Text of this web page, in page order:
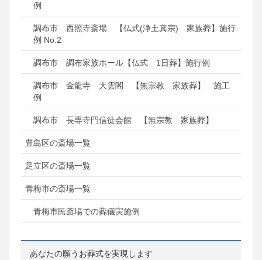
例
調布市 西照寺斎場 【仏式(浄土真宗) 家族葬】施行
例 No.2
調布市 調布家族ホール【仏式 1日葬】施行例
調布市 金龍寺 大雲閣 【無宗教 家族葬】 施工
例
調布市 長専寺門信徒会館 【無宗教 家族葬】
豊島区の斎場一覧
足立区の斎場一覧
青梅市の斎場一覧
青梅市民斎場での葬儀実施例
あなたの願うお葬式を実現します